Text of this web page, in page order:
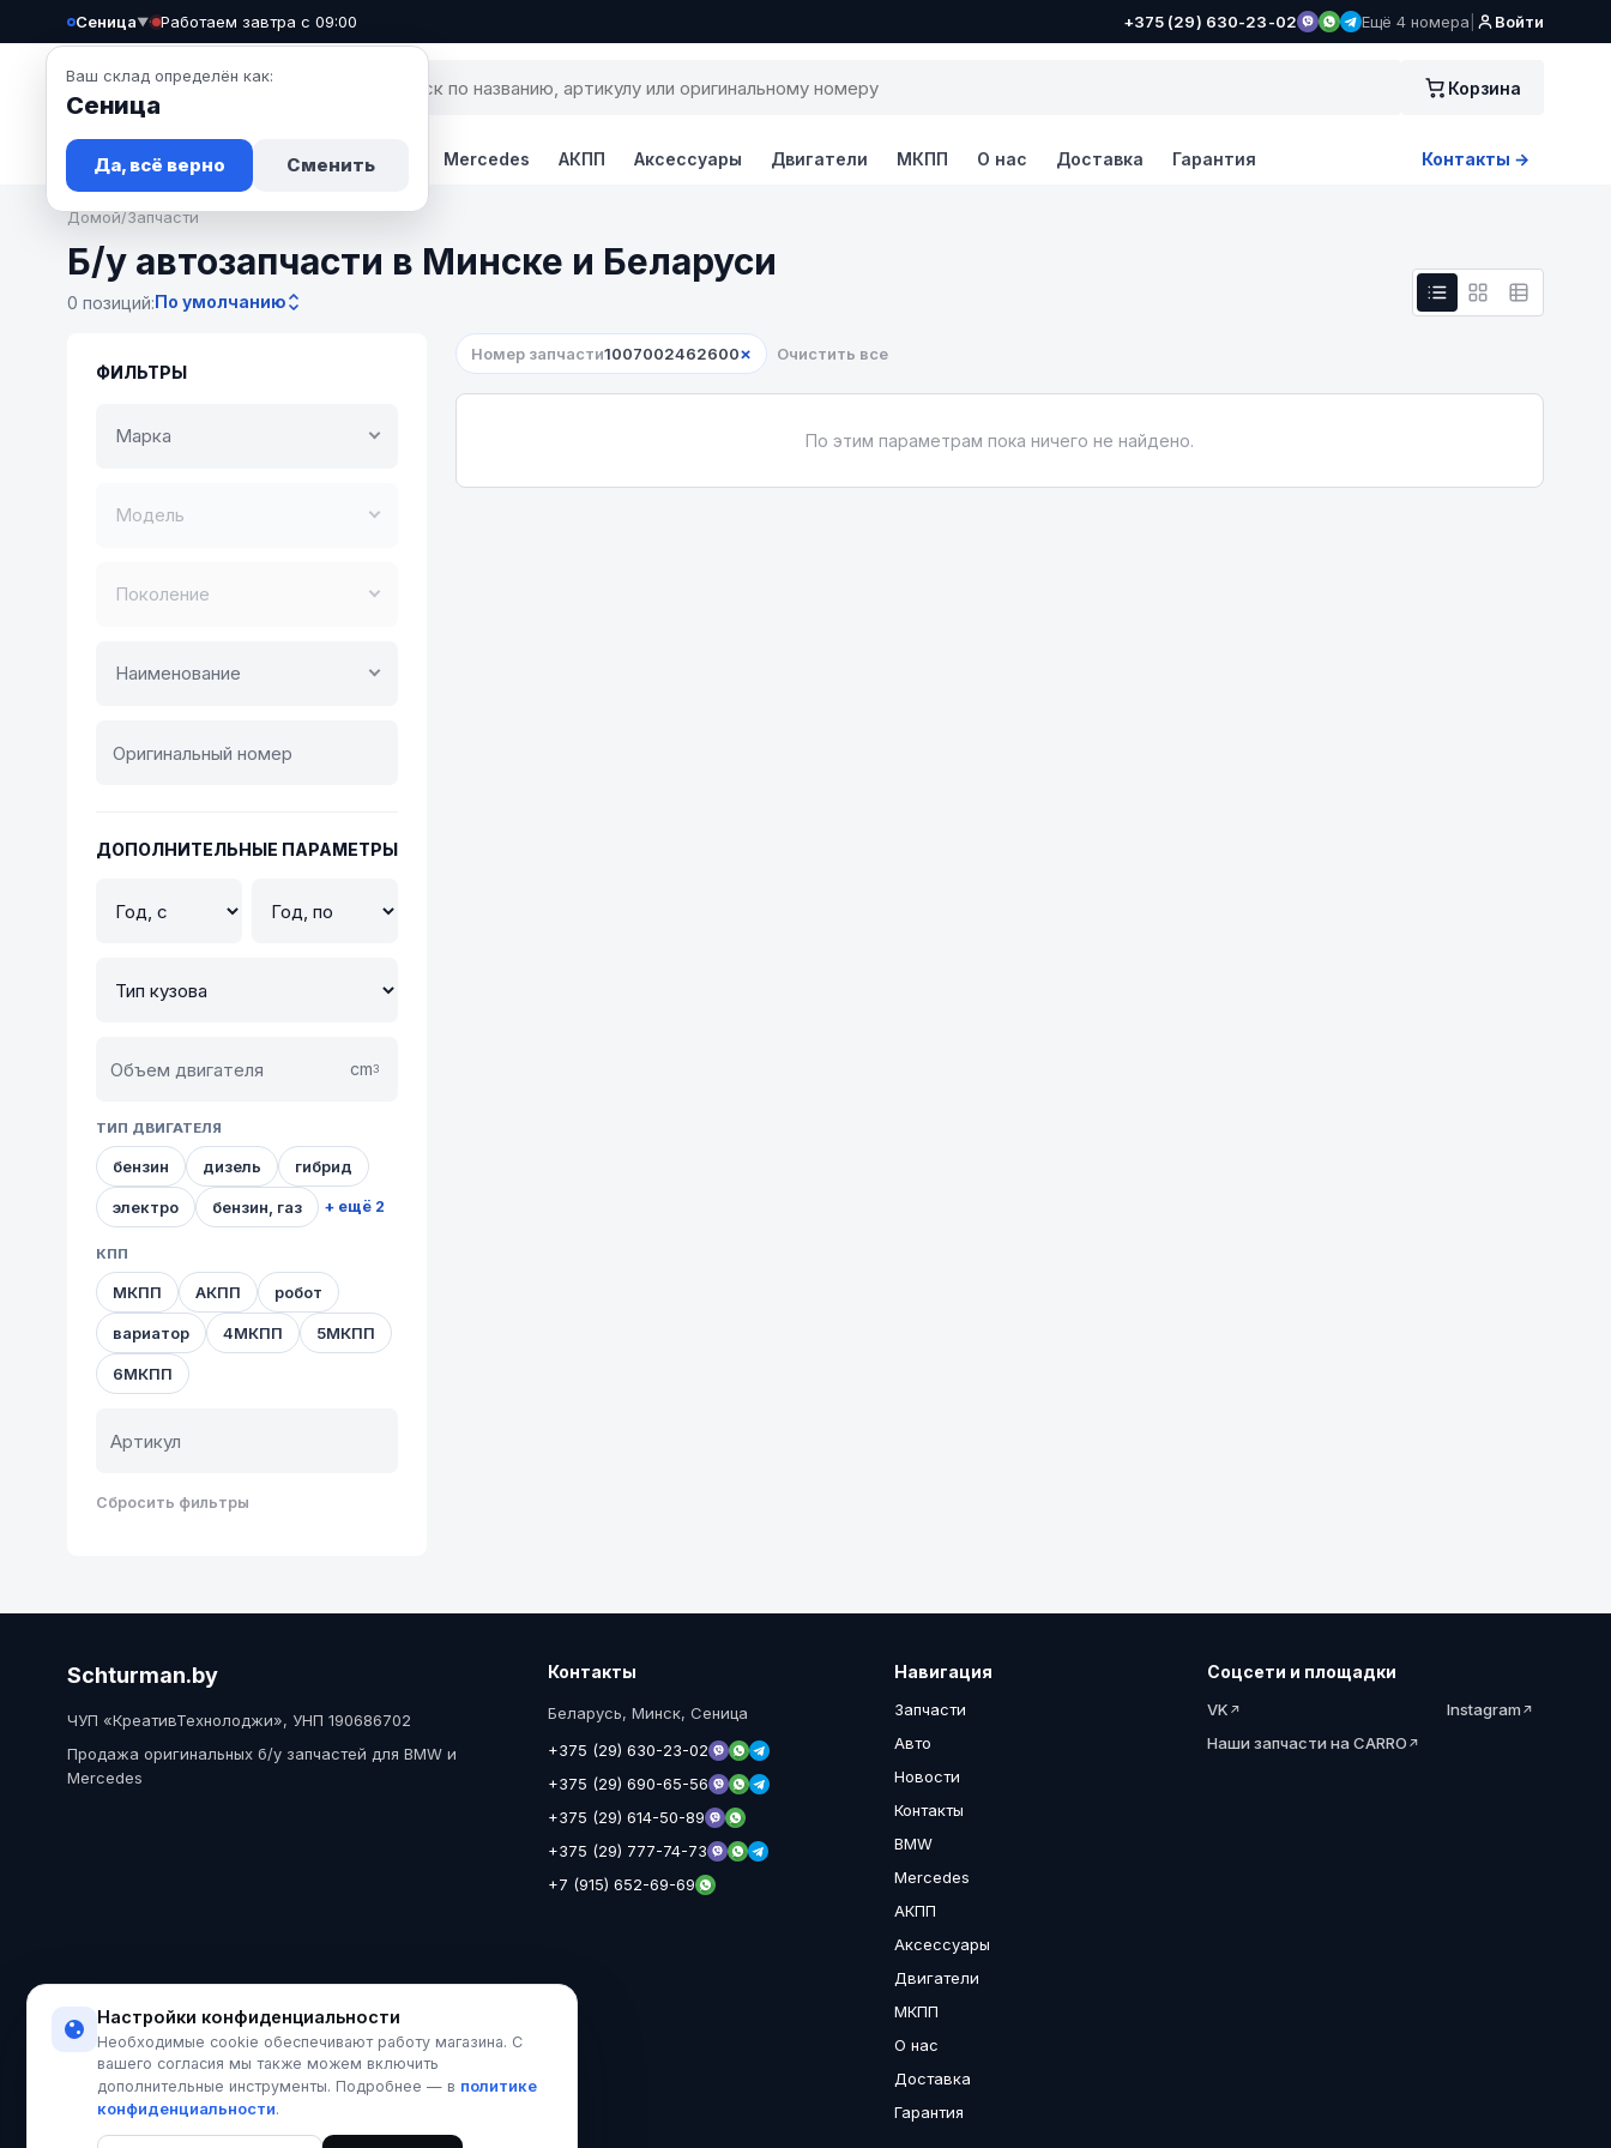
Сеница▼
Ваш склад определён как:
Сеница
Да, всё верно Сменить
· Работаем завтра с 09:00 +375 (29) 630-23-02 Ещё 4 номера Войти
Корзина
Запчасти Авто Новости Mercedes АКПП Аксессуары Двигатели МКПП О нас Доставка Гарантия Контакты →
Домой/Запчасти
Б/у автозапчасти в Минске и Беларуси
0 позиций:По умолчанию
ФИЛЬТРЫ
Марка
Модель
Поколение
Наименование
ДОПОЛНИТЕЛЬНЫЕ ПАРАМЕТРЫ
cm3
ТИП ДВИГАТЕЛЯ
бензин дизель гибрид
электро бензин, газ + ещё 2
КПП
МКПП АКПП робот
вариатор 4МКПП 5МКПП
6МКПП
Сбросить фильтры
Номер запчасти1007002462600× Очистить все
По этим параметрам пока ничего не найдено.
Schturman.by
ЧУП «КреативТехнолоджи», УНП 190686702
Продажа оригинальных б/у запчастей для BMW и
Mercedes
Контакты
Беларусь, Минск, Сеница
+375 (29) 630-23-02
+375 (29) 690-65-56
+375 (29) 614-50-89
+375 (29) 777-74-73
+7 (915) 652-69-69
Навигация
Запчасти
Авто
Новости
Контакты
BMW
Mercedes
АКПП
Аксессуары
Двигатели
МКПП
О нас
Доставка
Гарантия
Соцсети и площадки
VK
Instagram
Наши запчасти на CARRO
Настройки конфиденциальности
Необходимые cookie обеспечивают работу магазина. С
вашего согласия мы также можем включить
дополнительные инструменты. Подробнее — в политике
конфиденциальности.